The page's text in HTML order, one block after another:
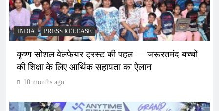
INDIA PRESS RELEASE
कृष्ण सोशल वेलफेयर ट्रस्ट की पहल — जरूरतमंद बच्चों
की शिक्षा के लिए आर्थिक सहायता का ऐलान
10 months ago